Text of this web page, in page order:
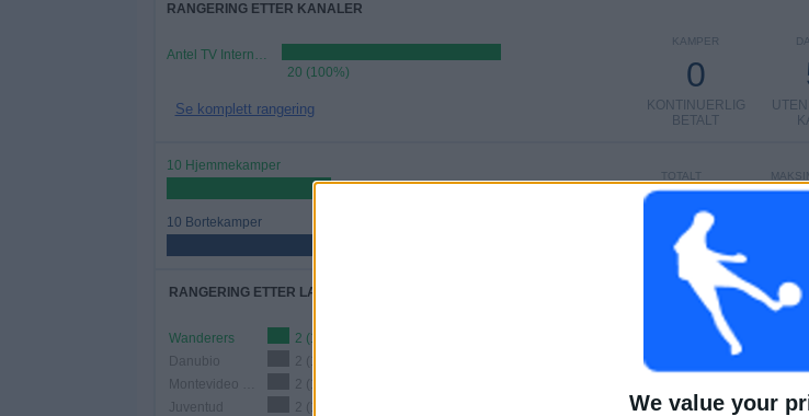
We value your
RANGERING ETTER KANALER
Antel TV Internacional
20 (100%)
Se komplett rangering
KAMPER
0
KONTINUERLIG
BETALT
10 Hjemmekamper
50%
10 Bortekamper
TOTALT
KONKURRANSER
RANGERING ETTER LAG
Wanderers
2 (10%)
Danubio
2 (10%)
2 (10%)
Juventud
2 (10%)
RANGERING ETTER
Se komplett rangering